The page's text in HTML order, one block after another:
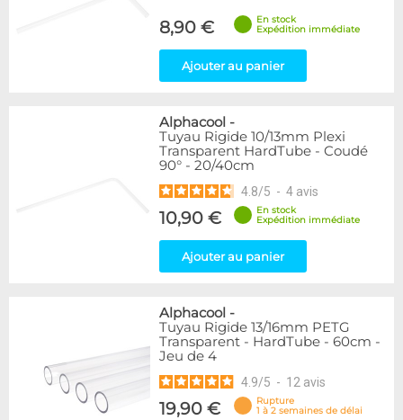
8,90 €
En stock
Expédition immédiate
Ajouter au panier
Alphacool -
Tuyau Rigide 10/13mm Plexi
Transparent HardTube - Coudé
90° - 20/40cm
4.8/5 - 4 avis
10,90 €
En stock
Expédition immédiate
Ajouter au panier
Alphacool -
Tuyau Rigide 13/16mm PETG
Transparent - HardTube - 60cm -
Jeu de 4
4.9/5 - 12 avis
19,90 €
Rupture
1 à 2 semaines de délai